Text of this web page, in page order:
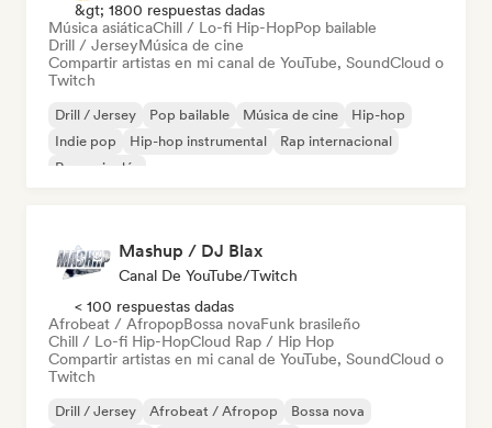
&gt; 1800 respuestas dadas
Música asiáticaChill / Lo-fi Hip-HopPop bailable
Drill / JerseyMúsica de cine
Compartir artistas en mi canal de YouTube, SoundCloud o
Twitch
Drill / Jersey Pop bailable Música de cine
Hip-hop
Indie pop
Hip-hop instrumental
Rap internacional
Rap en inglés
Mashup / DJ Blax
Canal De YouTube/Twitch
< 100 respuestas dadas
Afrobeat / AfropopBossa novaFunk brasileño
Chill / Lo-fi Hip-HopCloud Rap / Hip Hop
Compartir artistas en mi canal de YouTube, SoundCloud o
Twitch
Drill / Jersey Afrobeat / Afropop
Bossa nova